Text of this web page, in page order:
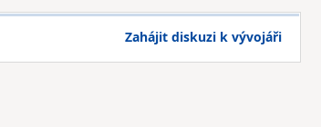
Zahájit diskuzi k vývojáři